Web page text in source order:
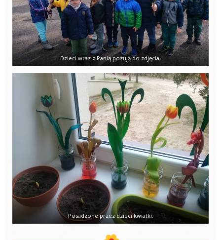
Dzieci wraz z Panią pozują do zdjęcia.
Posadzone przez dzieci kwiatki.